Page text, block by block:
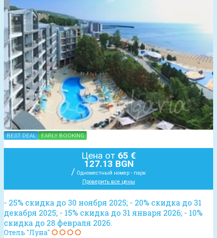
BEST DEAL EARLY BOOKING
Цена от 65 €
127.13 BGN
/ Одноместный номер - парк
Проверить все цены
- 25% скидка до 30 ноября 2025; - 20% скидка до 31
декабря 2025; - 15% скидка до 31 января 2026; - 10%
скидка до 28 февраля 2026.
Отель "Луна"